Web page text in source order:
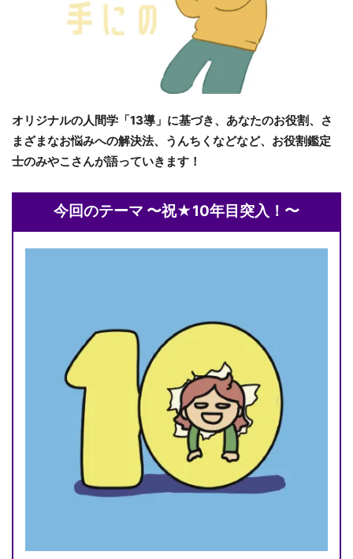
オリジナルの人間学「13導」に基づき、あなたのお役割、さ
まざまなお悩みへの解決法、うんちくなどなど、お役割鑑定
士のみやこさんが語っていきます！
今回のテーマ 〜祝★10年目突入！ 〜